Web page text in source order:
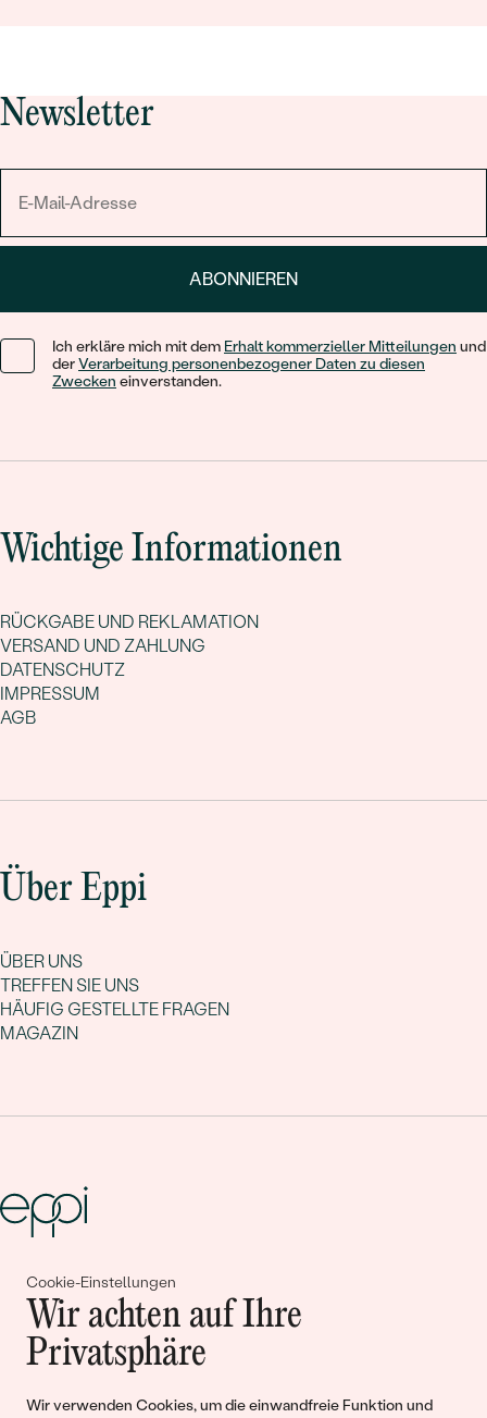
Cookie-Einstellungen
Wir achten auf Ihre
Privatsphäre
Wir verwenden Cookies, um die einwandfreie Funktion und
Newsletter
ABONNIEREN
Ich erkläre mich mit dem Erhalt kommerzieller Mitteilungen und
derVerarbeitung personenbezogener Daten zu diesen
Zwecken einverstanden.
Wichtige Informationen
RÜCKGABE UND REKLAMATION
VERSAND UND ZAHLUNG
DATENSCHUTZ
IMPRESSUM
AGB
Über Eppi
ÜBER UNS
TREFFEN SIE UNS
HÄUFIG GESTELLTE FRAGEN
MAGAZIN
Gemeinsam erschaffen wir
Geschichten von Schönheit und
Liebe